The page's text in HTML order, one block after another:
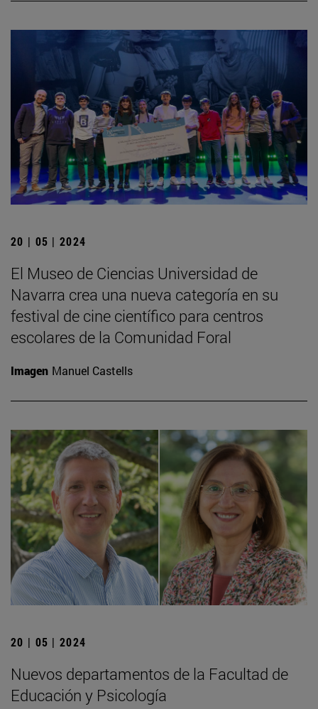
20 | 05 | 2024
El Museo de Ciencias Universidad de
Navarra crea una nueva categoría en su
festival de cine científico para centros
escolares de la Comunidad Foral
Imagen Manuel Castells
20 | 05 | 2024
Nuevos departamentos de la Facultad de
Educación y Psicología